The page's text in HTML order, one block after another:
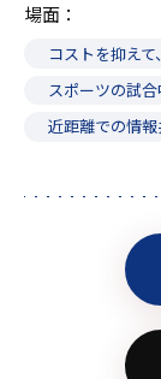
場面
コストを抑え
スポーツの試
近距離での情